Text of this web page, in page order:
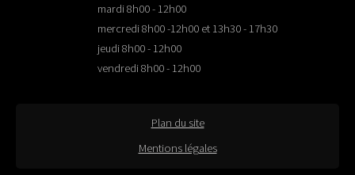
mardi 8h00 - 12h00
mercredi 8h00 -12h00 et 13h30 - 17h30
jeudi 8h00 - 12h00
vendredi 8h00 - 12h00
Plan du site
Mentions légales